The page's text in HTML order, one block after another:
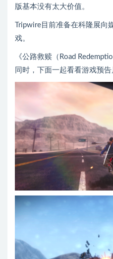
版基本没有太大价值。
Tripwire目前准备在科隆展
戏。
《公路救赎（Road
同时，下面一起看看游戏预